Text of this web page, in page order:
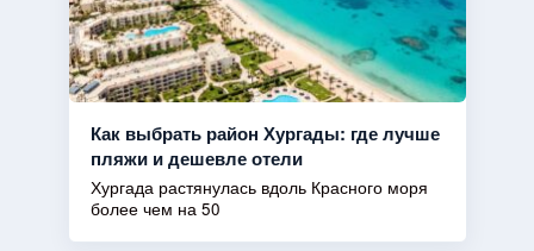
Как выбрать район Хургады: где лучше
пляжи и дешевле отели
Хургада растянулась вдоль Красного моря
более чем на 50